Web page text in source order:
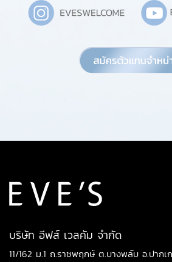
บริษัท อีฟส์ เวลคัม จำกัด
11/162 ม.1 ถ.ราชพฤกษ์ ต.บางพลับ อ.ปากเ